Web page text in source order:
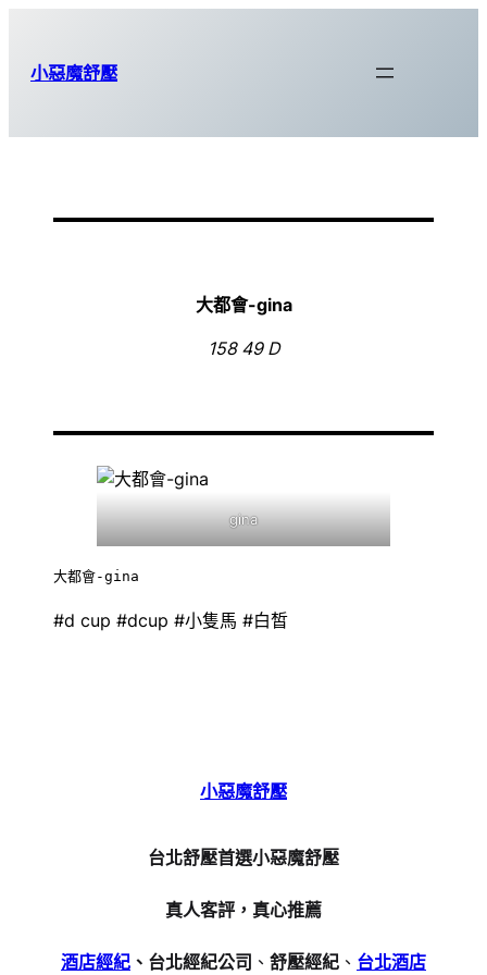
小惡魔舒壓
大都會-gina
158 49 D
gina
大都會-gina
#d cup #dcup #小隻馬 #白皙
小惡魔舒壓
台北舒壓首選小惡魔舒壓
真人客評，真心推薦
酒店經紀 、台北經紀公司 、 舒壓經紀 、 台北酒店